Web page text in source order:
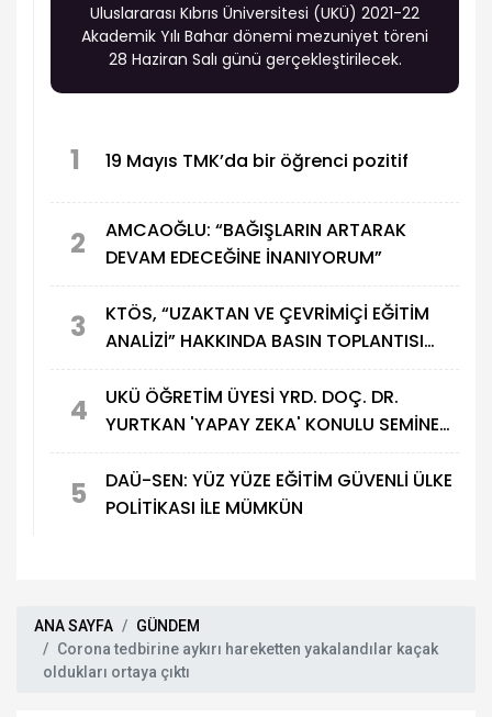
Uluslararası Kıbrıs Üniversitesi (UKÜ) 2021-22
Akademik Yılı Bahar dönemi mezuniyet töreni
28 Haziran Salı günü gerçekleştirilecek.
1 19 Mayıs TMK’da bir öğrenci pozitif
2
AMCAOĞLU: “BAĞIŞLARIN ARTARAK
DEVAM EDECEĞİNE İNANIYORUM”
3
KTÖS, “UZAKTAN VE ÇEVRİMİÇİ EĞİTİM
ANALİZİ” HAKKINDA BASIN TOPLANTISI
4
UKÜ ÖĞRETİM ÜYESİ YRD. DOÇ. DR.
YURTKAN 'YAPAY ZEKA' KONULU SEMİNER
5
DAÜ-SEN: YÜZ YÜZE EĞİTİM GÜVENLİ ÜLKE
POLİTİKASI İLE MÜMKÜN
ANA SAYFA
GÜNDEM
Corona tedbirine aykırı hareketten yakalandılar kaçak
oldukları ortaya çıktı